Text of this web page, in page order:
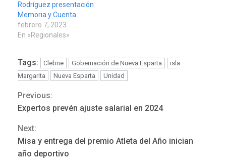
Rodríguez presentación
Memoria y Cuenta
febrero 7, 2023
En «Regionales»
Tags: Clebne Gobernación de Nueva Esparta
isla
Margarita
Nueva Esparta Unidad
Continue
Reading
Previous:
Expertos prevén ajuste salarial en 2024
Next:
Misa y entrega del premio Atleta del Año inician
año deportivo
3
ÚLTIMA HORA
diálogo en Venezuela